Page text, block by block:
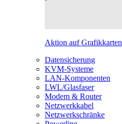
Aktion auf
Datensicherung
KVM-Systeme
LAN-Komponenten
LWL/Glasfaser
Modem & Router
Netzwerkkabel
Netzwerkschränke